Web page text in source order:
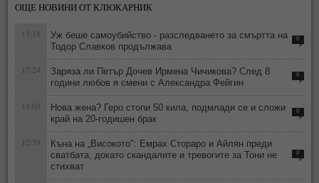
ОЩЕ НОВИНИ ОТ КЛЮКАРНИК
13:18
Уж беше самоубийство - разследването за смъртта на
Тодор Славков продължава
0
17:24
Заряза ли Петър Дочев Ирмена Чичикова? След 8
години любов я смени с Александра Фейгин
0
14:03
Нова жена? Геро стопи 50 кила, подмлади се и сложи
край на 20-годишен брак
0
12:59
Къна на „Високото": Емрах Стораро и Айлян преди
сватбата, докато скандалите и тревогите за Тони не
стихват
0